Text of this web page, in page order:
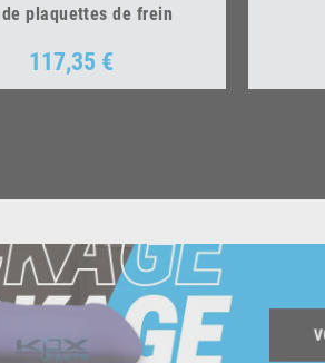
plaquettes de frein
Prix
117,35 €